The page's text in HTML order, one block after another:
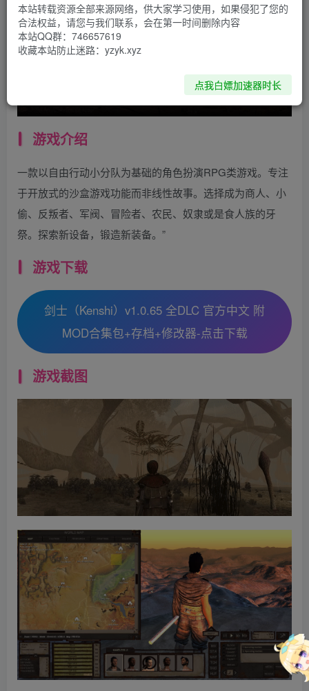
游戏介绍
一款以自由行动小分队为基础的角色扮演RPG类游戏。专注
于开放式的沙盒游戏功能而非线性故事。选择成为商人、小
偷、反叛者、军阀、冒险者、农民、奴隶或是食人族的牙
祭。探索新设备，锻造新装备。”
游戏下载
剑士（Kenshi）v1.0.65 全DLC 官方中文 附
MOD合集包+存档+修改器-点击下载
游戏截图
本站转载资源全部来源网络，供大家学习使用，如果侵犯了您的
合法权益，请您与我们联系，会在第一时间删除内容
本站QQ群：746657619
收藏本站防止迷路：yzyk.xyz
点我白嫖加速器时长